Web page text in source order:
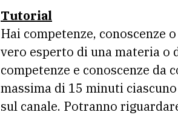
Tutorial
Hai competenze, conoscenze
vero esperto di una materia o
competenze e conoscenze
massima di 15 minuti
sul canale. Potranno